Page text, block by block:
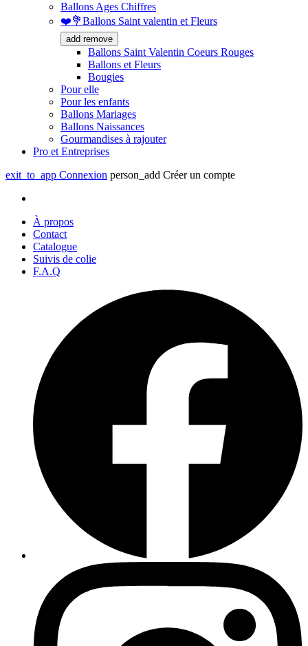
Ballons Ages Chiffres
❤️💐Ballons Saint valentin et Fleurs
add remove
Ballons Saint Valentin Coeurs Rouges
Ballons et Fleurs
Bougies
Pour elle
Pour les enfants
Ballons Mariages
Ballons Naissances
Gourmandises à rajouter
Pro et Entreprises
exit_to_app Connexion person_add Créer un compte
À propos
Contact
Catalogue
Suivis de colie
F.A.Q